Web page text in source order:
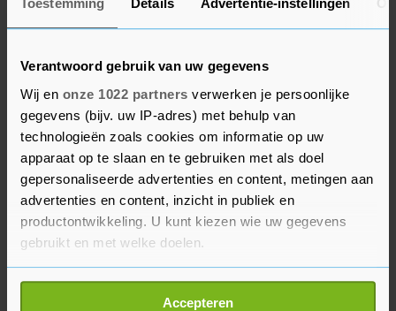
Toestemming Details Advertentie-instellingen
Verantwoord gebruik van uw gegevens
Wij en onze 1022 partners verwerken je persoonlijke
gegevens (bijv. uw IP-adres) met behulp van
technologieën zoals cookies om informatie op uw
apparaat op te slaan en te gebruiken met als doel
gepersonaliseerde advertenties en content, metingen aan
advertenties en content, inzicht in publiek en
productontwikkeling. U kunt kiezen wie uw gegevens
gebruikt en met welke doelen.
Als u het toestaat, willen we ook graag:
Accepteren